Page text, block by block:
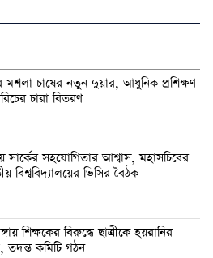
মশলা চাষের নতুন দুয়ার, আধুনিক প্রশিক্ষণ
চারা বিতরণ
সার্কের সহযোগিতার আশ্বাস, মহাসচিবের
বিশ্ববিদ্যালয়ের ভিসির বৈঠক
শিক্ষকের বিরুদ্ধে ছাত্রীকে হয়রানির
কমিটি গঠন